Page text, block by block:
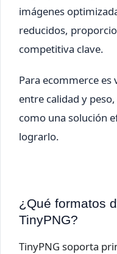
imágenes
reducidos,
competitiva clave.
Para ecommerce
entre calidad y
como una solución
lograrlo.
¿Qué formatos
TinyPNG?
TinyPNG soporta